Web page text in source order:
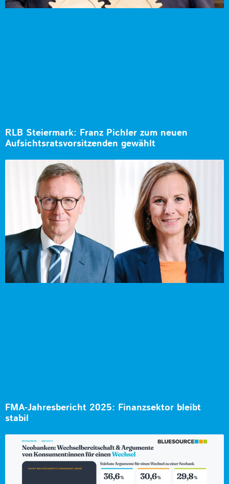
RLB Steiermark: Franz Pichler zum neuen
Aufsichtsratsvorsitzenden gewählt
FMA-Jahresbericht 2025: Finanzsektor bleibt
stabil